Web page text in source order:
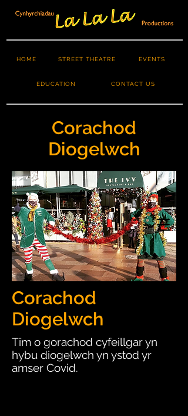
HOME STREET THEATRE EVENTS
EDUCATION CONTACT US
Corachod
Diogelwch
Corachod
Diogelwch
Tîm o gorachod cyfeillgar yn
hybu diogelwch yn ystod yr
amser Covid.